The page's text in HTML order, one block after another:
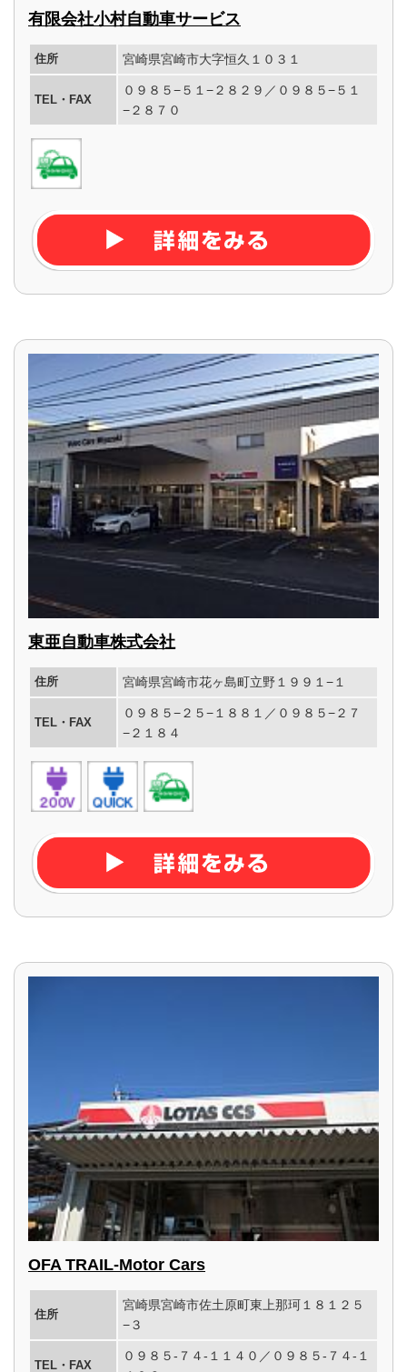
有限会社小村自動車サービス
住所 宮崎県宮崎市大字恒久１０３１
TEL・FAX
０９８５−５１−２８２９／０９８５−５１
−２８７０
東亜自動車株式会社
住所 宮崎県宮崎市花ヶ島町立野１９９１−１
TEL・FAX
０９８５−２５−１８８１／０９８５−２７
−２１８４
OFA TRAIL-Motor Cars
住所
宮崎県宮崎市佐土原町東上那珂１８１２５
−３
TEL・FAX
０９８５-７４-１１４０／０９８５-７４-１